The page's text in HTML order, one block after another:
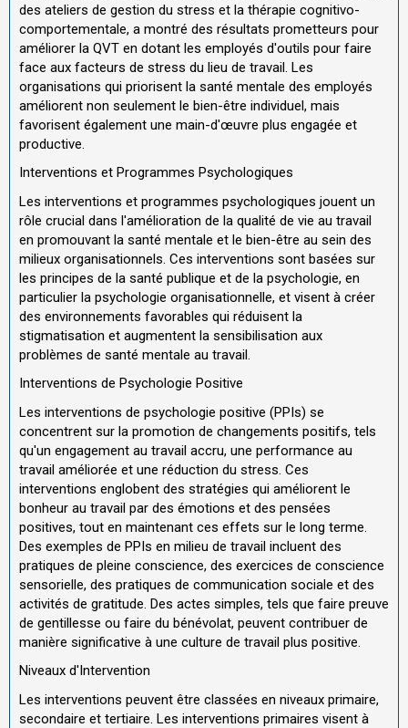
des ateliers de gestion du stress et la thérapie cognitivo-
comportementale, a montré des résultats prometteurs pour
améliorer la QVT en dotant les employés d'outils pour faire
face aux facteurs de stress du lieu de travail. Les
organisations qui priorisent la santé mentale des employés
améliorent non seulement le bien-être individuel, mais
favorisent également une main-d'œuvre plus engagée et
productive.
Interventions et Programmes Psychologiques
Les interventions et programmes psychologiques jouent un
rôle crucial dans l'amélioration de la qualité de vie au travail
en promouvant la santé mentale et le bien-être au sein des
milieux organisationnels. Ces interventions sont basées sur
les principes de la santé publique et de la psychologie, en
particulier la psychologie organisationnelle, et visent à créer
des environnements favorables qui réduisent la
stigmatisation et augmentent la sensibilisation aux
problèmes de santé mentale au travail.
Interventions de Psychologie Positive
Les interventions de psychologie positive (PPIs) se
concentrent sur la promotion de changements positifs, tels
qu'un engagement au travail accru, une performance au
travail améliorée et une réduction du stress. Ces
interventions englobent des stratégies qui améliorent le
bonheur au travail par des émotions et des pensées
positives, tout en maintenant ces effets sur le long terme.
Des exemples de PPIs en milieu de travail incluent des
pratiques de pleine conscience, des exercices de conscience
sensorielle, des pratiques de communication sociale et des
activités de gratitude. Des actes simples, tels que faire preuve
de gentillesse ou faire du bénévolat, peuvent contribuer de
manière significative à une culture de travail plus positive.
Niveaux d'Intervention
Les interventions peuvent être classées en niveaux primaire,
secondaire et tertiaire. Les interventions primaires visent à